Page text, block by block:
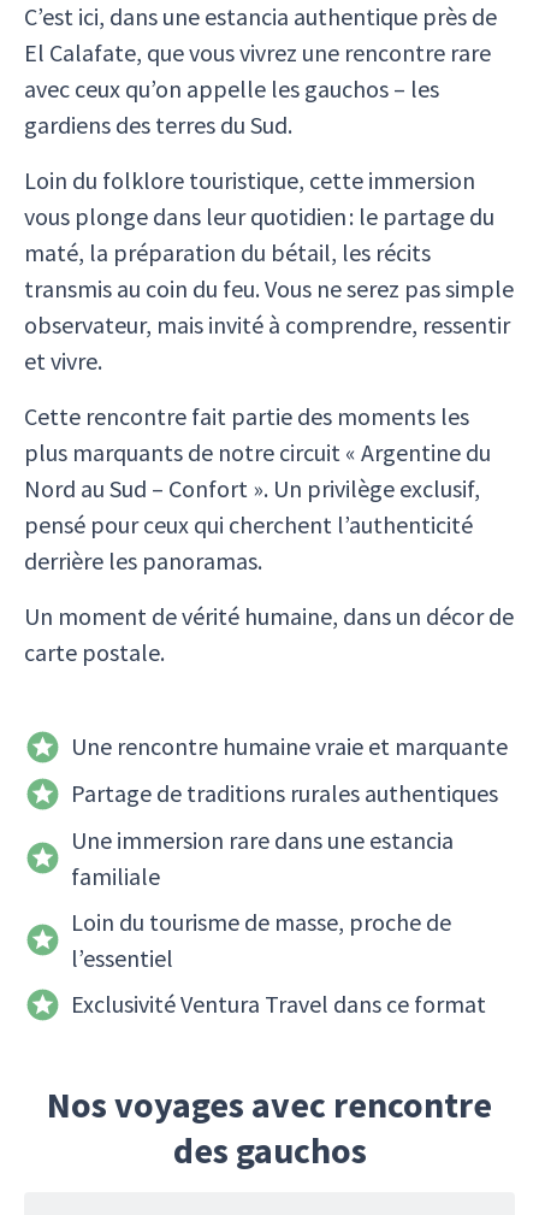
C’est ici, dans une estancia authentique près de
El Calafate, que vous vivrez une rencontre rare
avec ceux qu’on appelle les gauchos – les
gardiens des terres du Sud.
Loin du folklore touristique, cette immersion
vous plonge dans leur quotidien : le partage du
maté, la préparation du bétail, les récits
transmis au coin du feu. Vous ne serez pas simple
observateur, mais invité à comprendre, ressentir
et vivre.
Cette rencontre fait partie des moments les
plus marquants de notre circuit « Argentine du
Nord au Sud – Confort ». Un privilège exclusif,
pensé pour ceux qui cherchent l’authenticité
derrière les panoramas.
Un moment de vérité humaine, dans un décor de
carte postale.
Une rencontre humaine vraie et marquante
Partage de traditions rurales authentiques
Une immersion rare dans une estancia
familiale
Loin du tourisme de masse, proche de
l’essentiel
Exclusivité Ventura Travel dans ce format
Nos voyages avec rencontre
des gauchos